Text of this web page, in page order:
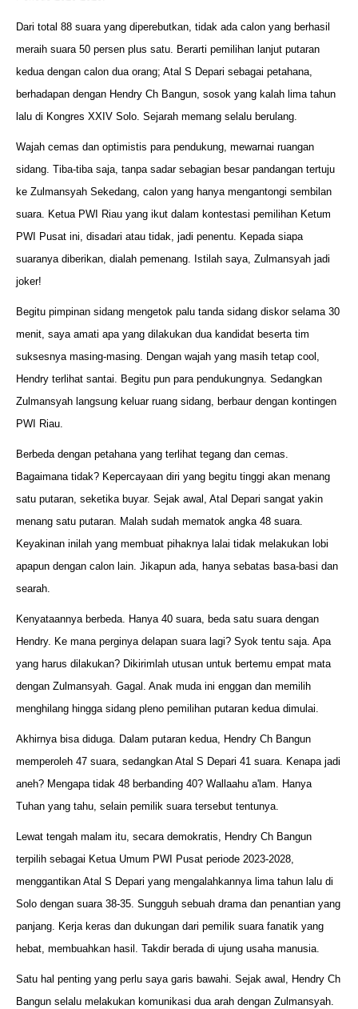
Dari total 88 suara yang diperebutkan, tidak ada calon yang berhasil
meraih suara 50 persen plus satu. Berarti pemilihan lanjut putaran
kedua dengan calon dua orang; Atal S Depari sebagai petahana,
berhadapan dengan Hendry Ch Bangun, sosok yang kalah lima tahun
lalu di Kongres XXIV Solo. Sejarah memang selalu berulang.
Wajah cemas dan optimistis para pendukung, mewarnai ruangan
sidang. Tiba-tiba saja, tanpa sadar sebagian besar pandangan tertuju
ke Zulmansyah Sekedang, calon yang hanya mengantongi sembilan
suara. Ketua PWI Riau yang ikut dalam kontestasi pemilihan Ketum
PWI Pusat ini, disadari atau tidak, jadi penentu. Kepada siapa
suaranya diberikan, dialah pemenang. Istilah saya, Zulmansyah jadi
joker!
Begitu pimpinan sidang mengetok palu tanda sidang diskor selama 30
menit, saya amati apa yang dilakukan dua kandidat beserta tim
suksesnya masing-masing. Dengan wajah yang masih tetap cool,
Hendry terlihat santai. Begitu pun para pendukungnya. Sedangkan
Zulmansyah langsung keluar ruang sidang, berbaur dengan kontingen
PWI Riau.
Berbeda dengan petahana yang terlihat tegang dan cemas.
Bagaimana tidak? Kepercayaan diri yang begitu tinggi akan menang
satu putaran, seketika buyar. Sejak awal, Atal Depari sangat yakin
menang satu putaran. Malah sudah mematok angka 48 suara.
Keyakinan inilah yang membuat pihaknya lalai tidak melakukan lobi
apapun dengan calon lain. Jikapun ada, hanya sebatas basa-basi dan
searah.
Kenyataannya berbeda. Hanya 40 suara, beda satu suara dengan
Hendry. Ke mana perginya delapan suara lagi? Syok tentu saja. Apa
yang harus dilakukan? Dikirimlah utusan untuk bertemu empat mata
dengan Zulmansyah. Gagal. Anak muda ini enggan dan memilih
menghilang hingga sidang pleno pemilihan putaran kedua dimulai.
Akhirnya bisa diduga. Dalam putaran kedua, Hendry Ch Bangun
memperoleh 47 suara, sedangkan Atal S Depari 41 suara. Kenapa jadi
aneh? Mengapa tidak 48 berbanding 40? Wallaahu a'lam. Hanya
Tuhan yang tahu, selain pemilik suara tersebut tentunya.
Lewat tengah malam itu, secara demokratis, Hendry Ch Bangun
terpilih sebagai Ketua Umum PWI Pusat periode 2023-2028,
menggantikan Atal S Depari yang mengalahkannya lima tahun lalu di
Solo dengan suara 38-35. Sungguh sebuah drama dan penantian yang
panjang. Kerja keras dan dukungan dari pemilik suara fanatik yang
hebat, membuahkan hasil. Takdir berada di ujung usaha manusia.
Satu hal penting yang perlu saya garis bawahi. Sejak awal, Hendry Ch
Bangun selalu melakukan komunikasi dua arah dengan Zulmansyah.